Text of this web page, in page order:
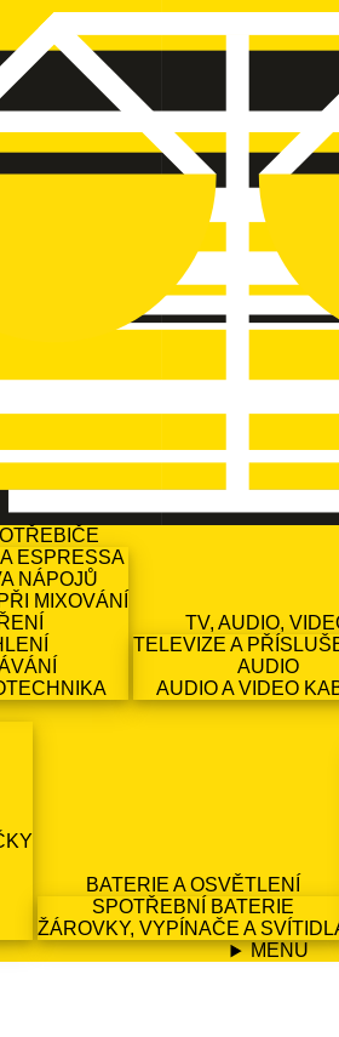
ESPRESSA
NÁPOJŮ
MIXOVÁNÍ
TV, AUDIO,
TELEVIZE A
AUDIO
AUDIO A VIDEO
BATERIE A OSVĚTLENÍ
SPOTŘEBNÍ BATERIE
ŽÁROVKY, VYPÍNAČE A
MENU